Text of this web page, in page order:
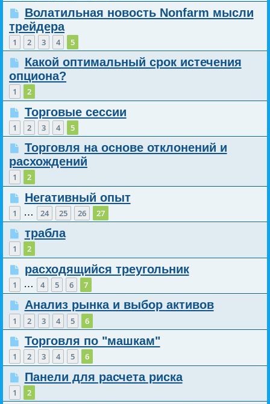
Волатильная новость Nonfarm мысли
трейдера
1 2 3 4 5
Какой оптимальный срок истечения
опциона?
1 2
Торговые сессии
1 2 3 4 5
Торговля на основе отклонений и
расхождений
1 2
Негативный опыт
1 … 24 25 26 27
трабла
1 2
расходящийся треугольник
1 … 4 5 6 7
Анализ рынка и выбор активов
1 2 3 4 5 6
Торговля по "машкам"
1 2 3 4 5 6
Панели для расчета риска
1 2